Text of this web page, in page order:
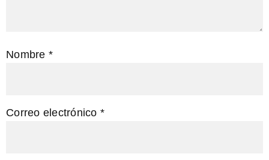
Nombre *
Correo electrónico *